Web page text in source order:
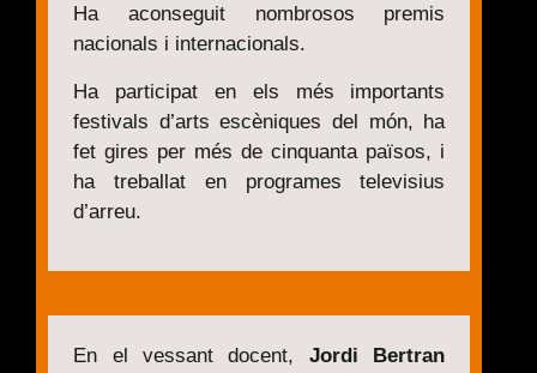
Ha aconseguit nombrosos premis
nacionals i internacionals.
Ha participat en els més importants
festivals d’arts escèniques del món, ha
fet gires per més de cinquanta països, i
ha treballat en programes televisius
d’arreu.
En el vessant docent, Jordi Bertran